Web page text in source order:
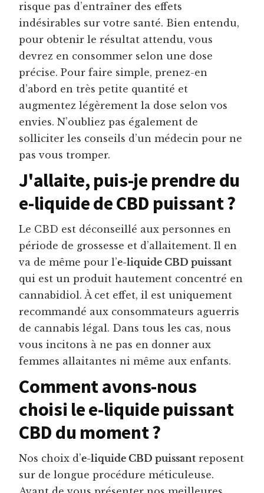
risque pas d’entraîner des effets
indésirables sur votre santé. Bien entendu,
pour obtenir le résultat attendu, vous
devrez en consommer selon une dose
précise. Pour faire simple, prenez-en
d’abord en très petite quantité et
augmentez légèrement la dose selon vos
envies. N’oubliez pas également de
solliciter les conseils d’un médecin pour ne
pas vous tromper.
J'allaite, puis-je prendre du
e-liquide de CBD puissant ?
Le CBD est déconseillé aux personnes en
période de grossesse et d’allaitement. Il en
va de même pour l’e-liquide CBD puissant
qui est un produit hautement concentré en
cannabidiol. À cet effet, il est uniquement
recommandé aux consommateurs aguerris
de cannabis légal. Dans tous les cas, nous
vous incitons à ne pas en donner aux
femmes allaitantes ni même aux enfants.
Comment avons-nous
choisi le e-liquide puissant
CBD du moment ?
Nos choix d’e-liquide CBD puissant reposent
sur de longue procédure méticuleuse.